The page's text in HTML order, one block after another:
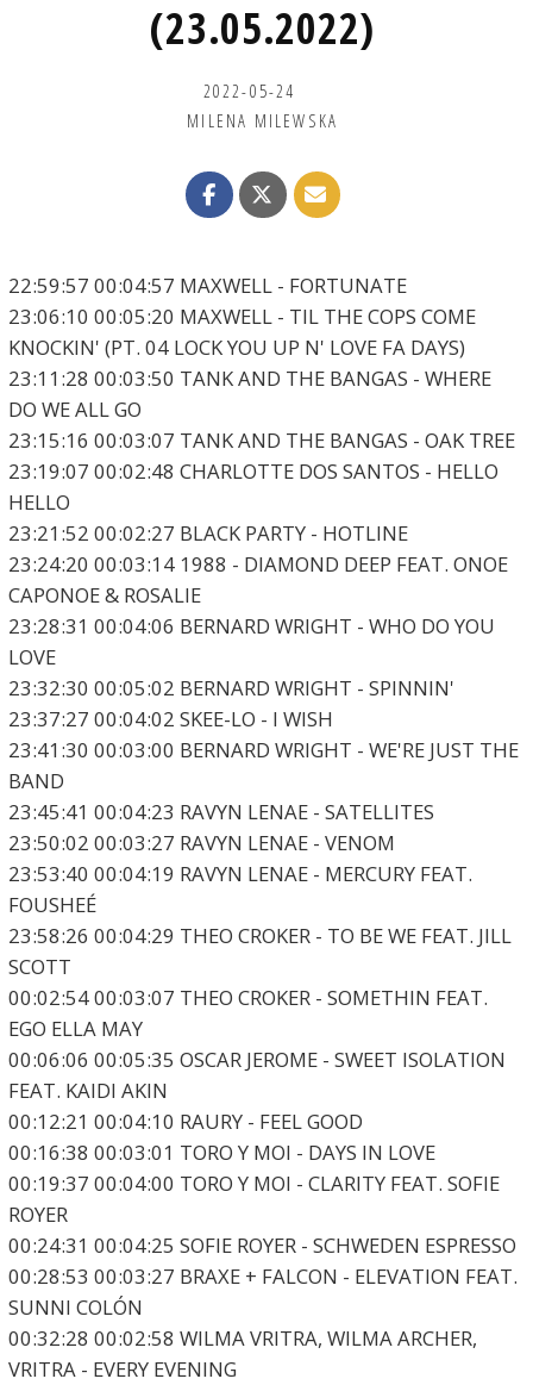
(23.05.2022)
2022-05-24
MILENA MILEWSKA
22:59:57 00:04:57 MAXWELL - FORTUNATE
23:06:10 00:05:20 MAXWELL - TIL THE COPS COME
KNOCKIN' (PT. 04 LOCK YOU UP N' LOVE FA DAYS)
23:11:28 00:03:50 TANK AND THE BANGAS - WHERE
DO WE ALL GO
23:15:16 00:03:07 TANK AND THE BANGAS - OAK TREE
23:19:07 00:02:48 CHARLOTTE DOS SANTOS - HELLO
HELLO
23:21:52 00:02:27 BLACK PARTY - HOTLINE
23:24:20 00:03:14 1988 - DIAMOND DEEP FEAT. ONOE
CAPONOE & ROSALIE
23:28:31 00:04:06 BERNARD WRIGHT - WHO DO YOU
LOVE
23:32:30 00:05:02 BERNARD WRIGHT - SPINNIN'
23:37:27 00:04:02 SKEE-LO - I WISH
23:41:30 00:03:00 BERNARD WRIGHT - WE'RE JUST THE
BAND
23:45:41 00:04:23 RAVYN LENAE - SATELLITES
23:50:02 00:03:27 RAVYN LENAE - VENOM
23:53:40 00:04:19 RAVYN LENAE - MERCURY FEAT.
FOUSHEÉ
23:58:26 00:04:29 THEO CROKER - TO BE WE FEAT. JILL
SCOTT
00:02:54 00:03:07 THEO CROKER - SOMETHIN FEAT.
EGO ELLA MAY
00:06:06 00:05:35 OSCAR JEROME - SWEET ISOLATION
FEAT. KAIDI AKIN
00:12:21 00:04:10 RAURY - FEEL GOOD
00:16:38 00:03:01 TORO Y MOI - DAYS IN LOVE
00:19:37 00:04:00 TORO Y MOI - CLARITY FEAT. SOFIE
ROYER
00:24:31 00:04:25 SOFIE ROYER - SCHWEDEN ESPRESSO
00:28:53 00:03:27 BRAXE + FALCON - ELEVATION FEAT.
SUNNI COLÓN
00:32:28 00:02:58 WILMA VRITRA, WILMA ARCHER,
VRITRA - EVERY EVENING